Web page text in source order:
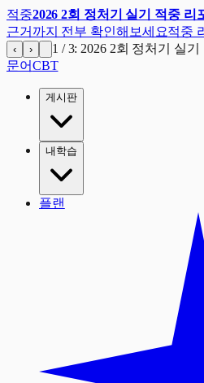
적중2026 2회 정처기 실기 적중 리
근거까지 전부 확인해보세요적중
‹ › 1 /3: 2026 2회 정처기 실
문어CBT
게시판
내학습
플랜